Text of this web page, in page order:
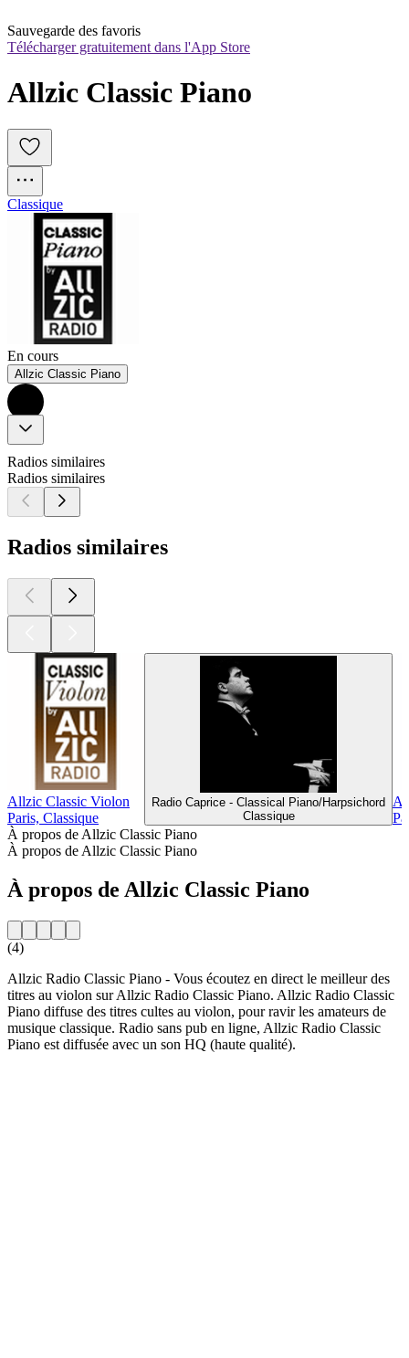
Sauvegarde des favoris
Télécharger gratuitement dans l'App Store
Allzic Classic Piano
Classique
En cours
Allzic Classic Piano
Radios similaires
Radios similaires
Radios similaires
Allzic Classic Violon
Paris, Classique
Radio Caprice - Classical Piano/Harpsichord
Classique
À propos de Allzic Classic Piano
À propos de Allzic Classic Piano
À propos de Allzic Classic Piano
(4)
Allzic Radio Classic Piano - Vous écoutez en direct le meilleur des
titres au violon sur Allzic Radio Classic Piano. Allzic Radio Classic
Piano diffuse des titres cultes au violon, pour ravir les amateurs de
musique classique. Radio sans pub en ligne, Allzic Radio Classic
Piano est diffusée avec un son HQ (haute qualité).